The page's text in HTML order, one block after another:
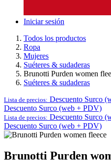
Iniciar sesión
Todos los productos
Ropa
Mujeres
Suéteres & sudaderas
Brunotti Purden women
Suéteres & sudaderas
Lista de precios: Descuento Surco
Descuento Surco (web + PDV)
Lista de precios: Descuento Surco
Descuento Surco (web + PDV)
Brunotti Purden